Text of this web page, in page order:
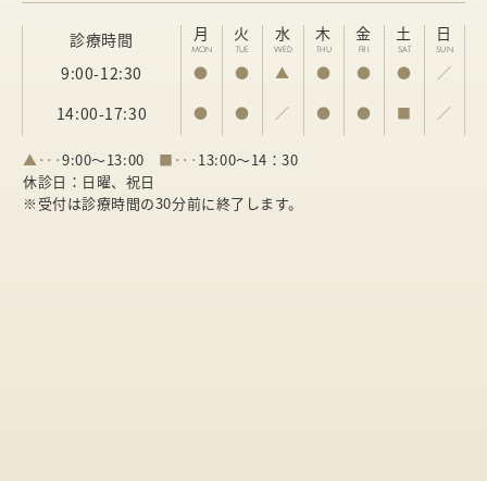
診療時間 月
MON
火
TUE
水
WED
木
THU
金
FRI
土
SAT
日
SUN
9:00-12:30 ● ● ▲ ● ● ● ／
14:00-17:30 ● ● ／ ● ● ■ ／
▲･･･9:00～13:00 ■･･･ 13:00～14：30
休診日：日曜、祝日
※受付は診療時間の30分前に終了します。